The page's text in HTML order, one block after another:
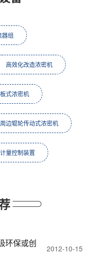
器组
高效化改造浓密机
式浓密机
周边辊轮传动式浓密机
量控制装置
环保或创
2012-10-15